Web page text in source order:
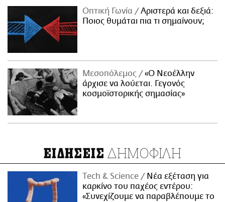
Οπτική Γωνία
Αριστερά και δεξιά:
Ποιος θυμάται πια τι σημαίνουν;
Μεσοπόλεμος
«Ο Νεοέλλην
άρχισε να λούεται. Γεγονός
κοσμοϊστορικής σημασίας»
ΕΙΔΗΣΕΙΣ ΔΗΜΟΦΙΛΗ
Τech & Science
Νέα εξέταση για
καρκίνο του παχέος εντέρου:
«Συνεχίζουμε να παραβλέπουμε το